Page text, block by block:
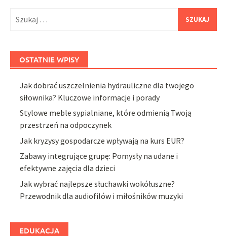
OSTATNIE WPISY
Jak dobrać uszczelnienia hydrauliczne dla twojego
siłownika? Kluczowe informacje i porady
Stylowe meble sypialniane, które odmienią Twoją
przestrzeń na odpoczynek
Jak kryzysy gospodarcze wpływają na kurs EUR?
Zabawy integrujące grupę: Pomysły na udane i
efektywne zajęcia dla dzieci
Jak wybrać najlepsze słuchawki wokółuszne?
Przewodnik dla audiofilów i miłośników muzyki
EDUKACJA